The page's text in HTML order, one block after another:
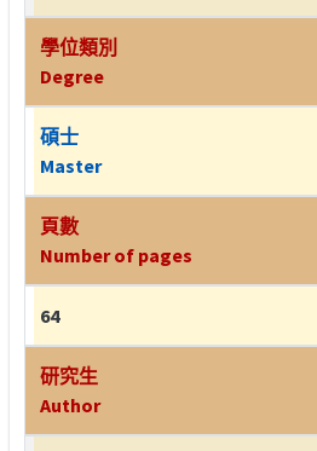
學位類別
Degree
碩士
Master
頁數
Number of pages
64
研究生
Author